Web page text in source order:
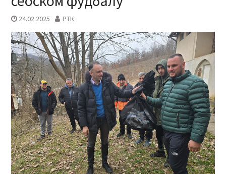
24.02.2025 РТК